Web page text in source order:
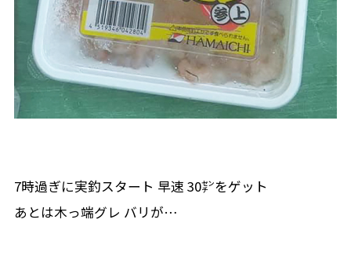
7時過ぎに実釣スタート 早速 30㌢をゲット
あとは木っ端グレ バリが…